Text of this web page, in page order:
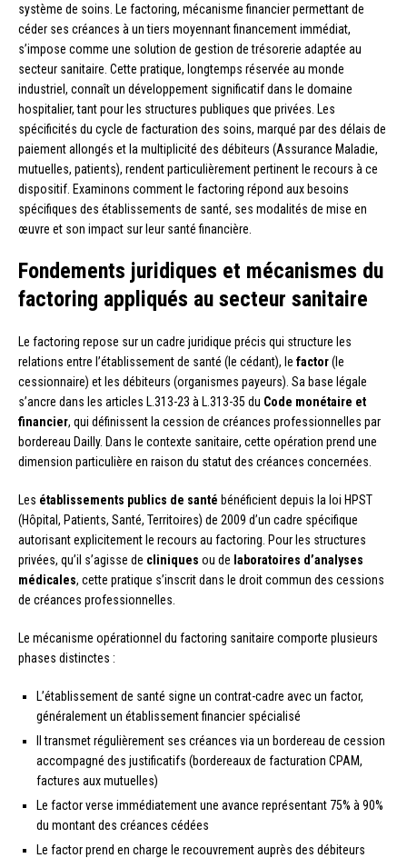
système de soins. Le factoring, mécanisme financier permettant de
céder ses créances à un tiers moyennant financement immédiat,
s’impose comme une solution de gestion de trésorerie adaptée au
secteur sanitaire. Cette pratique, longtemps réservée au monde
industriel, connaît un développement significatif dans le domaine
hospitalier, tant pour les structures publiques que privées. Les
spécificités du cycle de facturation des soins, marqué par des délais de
paiement allongés et la multiplicité des débiteurs (Assurance Maladie,
mutuelles, patients), rendent particulièrement pertinent le recours à ce
dispositif. Examinons comment le factoring répond aux besoins
spécifiques des établissements de santé, ses modalités de mise en
œuvre et son impact sur leur santé financière.
Fondements juridiques et mécanismes du
factoring appliqués au secteur sanitaire
Le factoring repose sur un cadre juridique précis qui structure les
relations entre l’établissement de santé (le cédant), le factor(le
cessionnaire) et les débiteurs (organismes payeurs). Sa base légale
s’ancre dans les articles L.313-23 à L.313-35 du Code monétaire et
financier, qui définissent la cession de créances professionnelles par
bordereau Dailly. Dans le contexte sanitaire, cette opération prend une
dimension particulière en raison du statut des créances concernées.
Les établissements publics de santé bénéficient depuis la loi HPST
(Hôpital, Patients, Santé, Territoires) de 2009 d’un cadre spécifique
autorisant explicitement le recours au factoring. Pour les structures
privées, qu’il s’agisse de cliniques ou de laboratoires d’analyses
médicales, cette pratique s’inscrit dans le droit commun des cessions
de créances professionnelles.
Le mécanisme opérationnel du factoring sanitaire comporte plusieurs
phases distinctes :
L’établissement de santé signe un contrat-cadre avec un factor,
généralement un établissement financier spécialisé
Il transmet régulièrement ses créances via un bordereau de cession
accompagné des justificatifs (bordereaux de facturation CPAM,
factures aux mutuelles)
Le factor verse immédiatement une avance représentant 75% à 90%
du montant des créances cédées
Le factor prend en charge le recouvrement auprès des débiteurs